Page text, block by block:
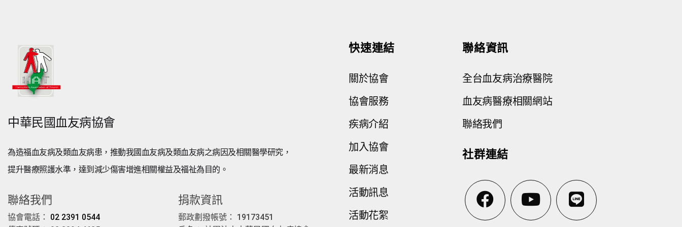
中華民國血友病協會
為造福血友病及類血友病患，推動我國血友病及類血友病之病因及相關醫學研究，
提升醫療照護水準，達到減少傷害增進相關權益及福祉為目的。
聯絡我們
協會電話： 02 2391 0544
捐款資訊
郵政劃撥帳號： 19173451
快速連結
關於協會
協會服務
疾病介紹
加入協會
最新消息
活動訊息
活動花絮
聯絡資訊
全台血友病治療醫院
血友病醫療相關網站
聯絡我們
社群連結